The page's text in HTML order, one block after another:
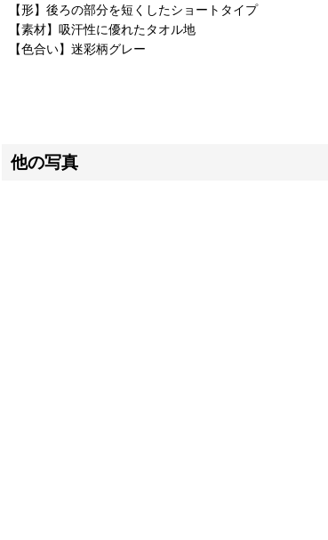
【形】後ろの部分を短くしたショートタイプ
【素材】吸汗性に優れたタオル地
【色合い】迷彩柄グレー
他の写真